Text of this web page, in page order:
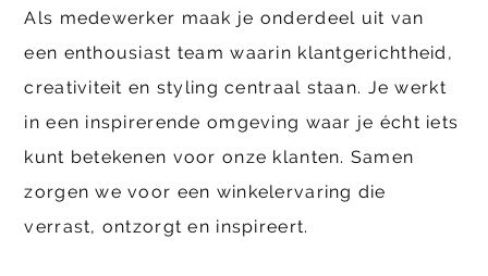
Als medewerker maak je onderdeel uit van
een enthousiast team waarin klantgerichtheid,
creativiteit en styling centraal staan. Je werkt
in een inspirerende omgeving waar je écht iets
kunt betekenen voor onze klanten. Samen
zorgen we voor een winkelervaring die
verrast, ontzorgt en inspireert.